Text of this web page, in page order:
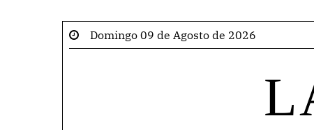
Domingo 09 de Agosto de 2026